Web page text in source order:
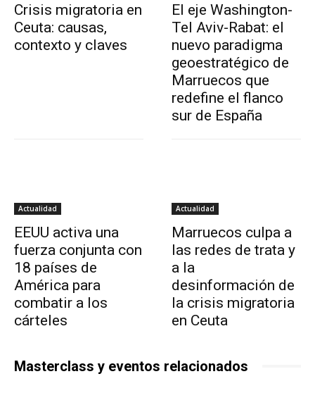
Crisis migratoria en
Ceuta: causas,
contexto y claves
El eje Washington-
Tel Aviv-Rabat: el
nuevo paradigma
geoestratégico de
Marruecos que
redefine el flanco
sur de España
Actualidad
EEUU activa una
fuerza conjunta con
18 países de
América para
combatir a los
cárteles
Actualidad
Marruecos culpa a
las redes de trata y
a la
desinformación de
la crisis migratoria
en Ceuta
Masterclass y eventos relacionados